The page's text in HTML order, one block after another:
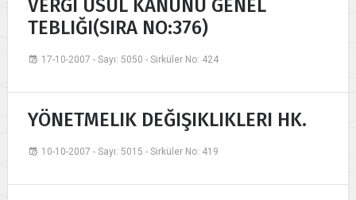
VERGI USUL KANUNU GENEL
TEBLIĞI(SIRA NO:376)
17-10-2007 - Sayı: 5050 - Sirküler No: 424
YÖNETMELIK DEĞIŞIKLIKLERI HK.
10-10-2007 - Sayı: 5015 - Sirküler No: 419